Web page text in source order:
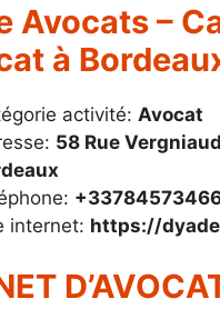
Avocats –
à
activité: Avocat
58 Rue
internet: https://